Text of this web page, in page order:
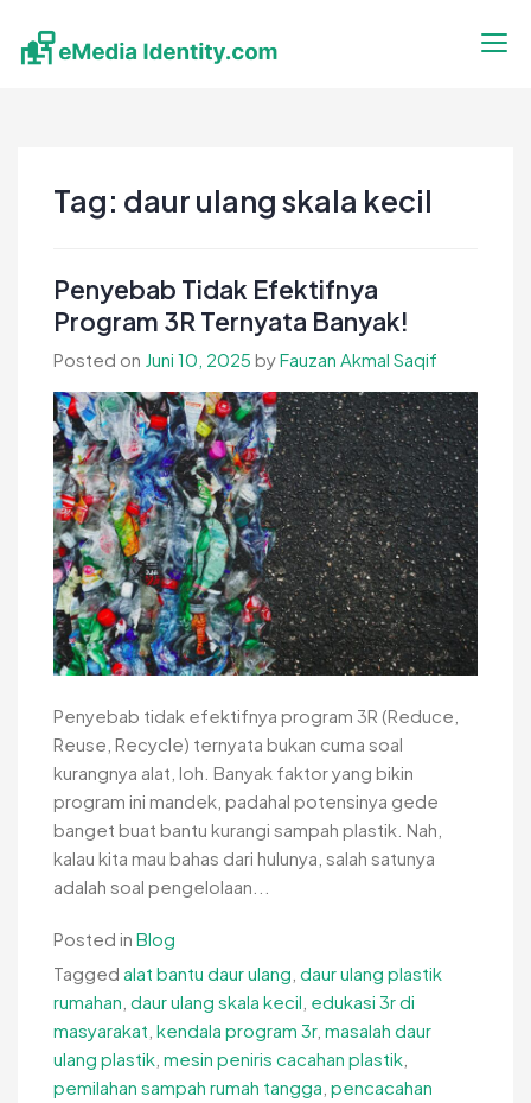
content
Tag: daur ulang skala kecil
Penyebab Tidak Efektifnya
Program 3R Ternyata Banyak!
Posted on Juni 10, 2025 byFauzan Akmal Saqif
Penyebab tidak efektifnya program 3R (Reduce,
Reuse, Recycle) ternyata bukan cuma soal
kurangnya alat, loh. Banyak faktor yang bikin
program ini mandek, padahal potensinya gede
banget buat bantu kurangi sampah plastik. Nah,
kalau kita mau bahas dari hulunya, salah satunya
adalah soal pengelolaan...
Posted in Blog
Tagged alat bantu daur ulang daur ulang plastik
rumahan daur ulang skala kecil edukasi 3r di
masyarakat kendala program 3r, masalah daur
ulang plastik mesin peniris cacahan plastik
pemilahan sampah rumah tangga pencacahan